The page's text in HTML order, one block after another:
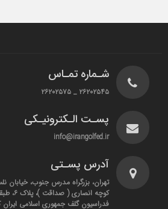
شـماره تمـاس
۲۶۲۰۲۵۴۵ _ ۲۶۲۰۲۵۷۵
پسـت الـکترونیـکی
info@irangolfed.ir
آدرس پسـتی
تهران، بزرگراه مدرس جنوب، خیابان
کوچه
فدراسیون گلف جمهوری اسلامی